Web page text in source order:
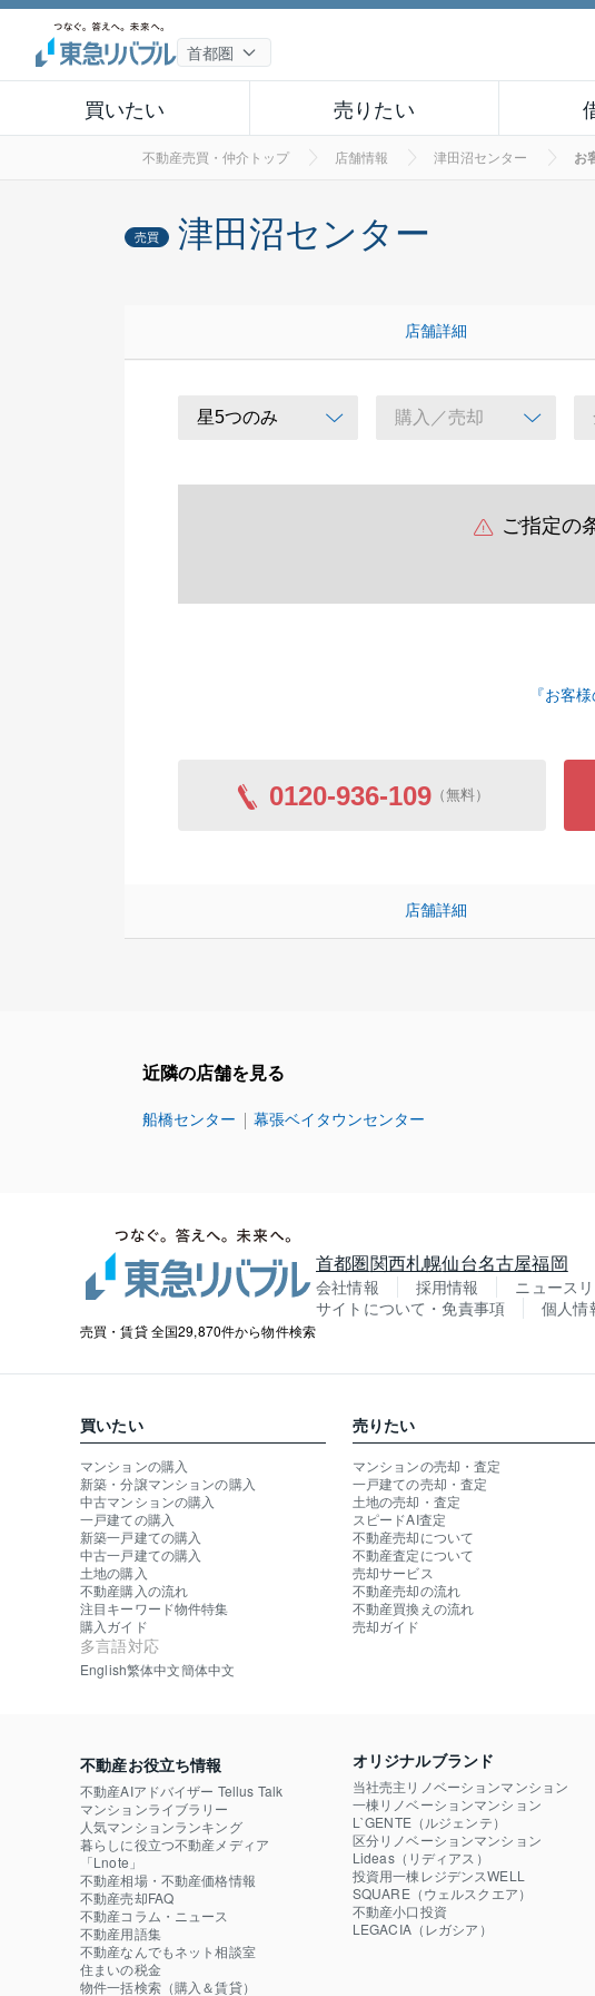
買いたい 売りたい
不動産売買・仲介トップ 店舗情報 津田沼センター お
売買 津田沼センター
店舗詳細
ご指定の
『お客
0120-936-109（無料）
店舗詳細
近隣の店舗を見る
船橋センター 幕張ベイタウンセンター
売買・賃貸 全国29,870件から物件検索
首都圏関西札幌仙台名古屋福岡
会社情報 採用情報 ニュース
サイトについて・免責事項
個人情
買いたい
マンションの購入
新築・分譲マンションの購入
中古マンションの購入
一戸建ての購入
新築一戸建ての購入
中古一戸建ての購入
土地の購入
不動産購入の流れ
注目キーワード物件特集
購入ガイド
多言語対応
English繁体中文簡体中文
売りたい
マンションの売却・査定
一戸建ての売却・査定
土地の売却・査定
スピードAI査定
不動産売却について
不動産査定について
売却サービス
不動産売却の流れ
不動産買換えの流れ
売却ガイド
不動産お役立ち情報
不動産AIアドバイザー Tellus Talk
マンションライブラリー
人気マンションランキング
暮らしに役立つ不動産メディア
「Lnote」
不動産相場・不動産価格情報
不動産売却FAQ
不動産コラム・ニュース
不動産用語集
不動産なんでもネット相談室
住まいの税金
物件一括検索（購入＆賃貸）
オリジナルブランド
当社売主リノベーションマンション
一棟リノベーションマンション
L`GENTE（ルジェンテ）
区分リノベーションマンション
Lideas（リディアス）
投資用一棟レジデンスWELL
SQUARE（ウェルスクエア）
不動産小口投資
LEGACIA（レガシア）